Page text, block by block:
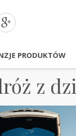
PRODUKTÓW
z